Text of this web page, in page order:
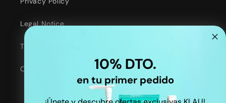
Legal Notice
Terms of Service
Contact Information 10% DTO.
en tu primer pedido